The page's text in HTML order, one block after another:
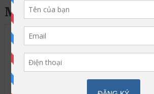
MẶT NẠ LỌC ĐỘC MỘT